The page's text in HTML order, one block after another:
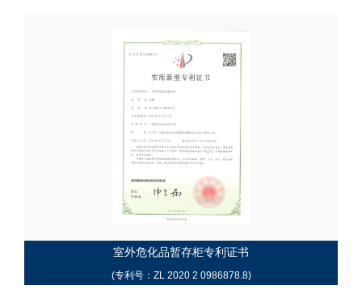
室外危化品暂存柜专利证书
(专利号：ZL 2020 2 0986878.8)